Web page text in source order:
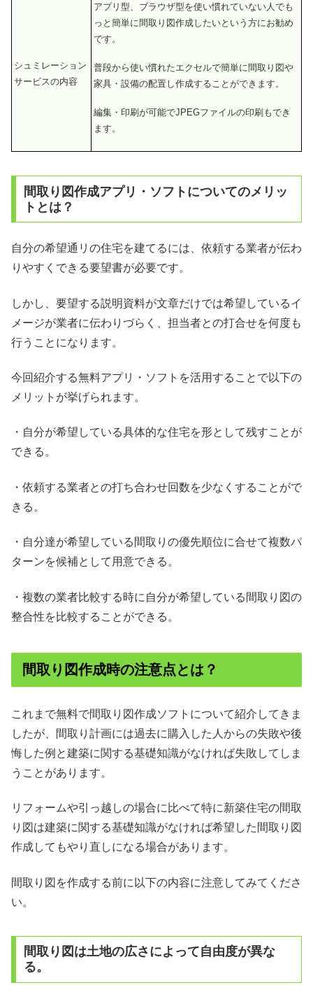
シュミレーション
サービスの内容
アプリ型、ブラウザ型を使い慣れていない人でも
っと簡単に間取り図作成したいという方にお勧め
です。
普段から使い慣れたエクセルで簡単に間取り図や
家具・設備の配置し作成することができます。
編集・印刷が可能でJPEGファイルの印刷もでき
ます。
間取り図作成アプリ・ソフトについてのメリッ
トとは？
自分の希望通リの住宅を建てるには、依頼する業者が伝わ
りやすくできる要望書が必要です。
しかし、要望する説明資料が文章だけでは希望しているイ
メージが業者に伝わりづらく、担当者との打合せを何度も
行うことになります。
今回紹介する無料アプリ・ソフトを活用することで以下の
メリットが挙げられます。
・自分が希望している具体的な住宅を形として残すことが
できる。
・依頼する業者との打ち合わせ回数を少なくすることがで
きる。
・自分達が希望している間取りの優先順位に合せて複数パ
ターンを候補として用意できる。
・複数の業者比較する時に自分が希望している間取り図の
整合性を比較することができる。
間取り図作成時の注意点とは？
これまで無料で間取り図作成ソフトについて紹介してきま
したが、間取り計画には過去に購入した人からの失敗や後
悔した例と建築に関する基礎知識がなければ失敗してしま
うことがあります。
リフォームや引っ越しの場合に比べて特に新築住宅の間取
り図は建築に関する基礎知識がなければ希望した間取り図
作成してもやり直しになる場合があります。
間取り図を作成する前に以下の内容に注意してみてくださ
い。
間取り図は土地の広さによって自由度が異な
る。